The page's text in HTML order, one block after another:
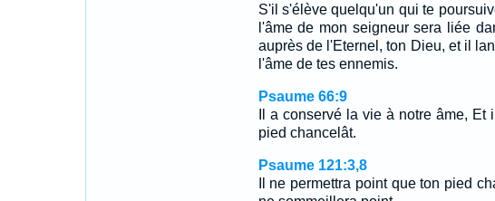
S'il s'élève quelqu'un qui te
l'âme de mon seigneur sera liée
auprès de l'Eternel, ton Dieu, et il
l'âme de tes ennemis.
Psaume 66:9
Il a conservé la vie à notre âme,
pied chancelât.
Psaume 121:3,8
Il ne permettra point que ton pied